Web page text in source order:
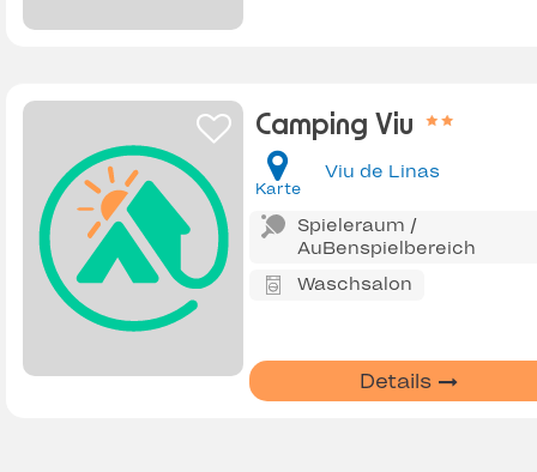
Camping Viu
Karte
Viu de Linas
Spieleraum /
AuBenspielbereich
Waschsalon
Details